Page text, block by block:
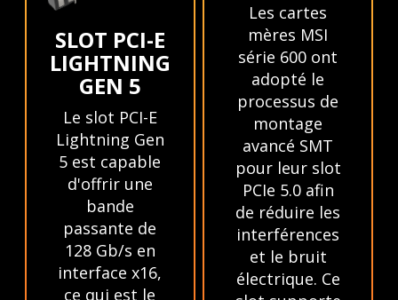
SLOT PCI-E
LIGHTNING
GEN 5
Le slot PCI-E
Lightning Gen
5 est capable
d'offrir une
bande
passante de
128 Gb/s en
interface x16,
ce qui est le
Les cartes
mères MSI
série 600 ont
adopté le
processus de
montage
avancé SMT
pour leur slot
PCIe 5.0 afin
de réduire les
interférences
et le bruit
électrique. Ce